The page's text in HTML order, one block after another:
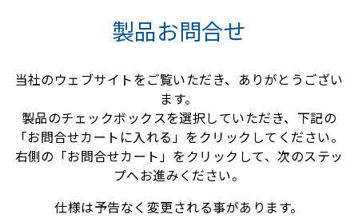
製品お問合せ
当社のウェブサイトをご覧いただき、ありがとうござい
ます。
製品のチェックボックスを選択していただき、下記の
「お問合せカートに入れる」をクリックしてください。
右側の「お問合せカート」をクリックして、次のステッ
プへお進みください。
仕様は予告なく変更される事があります。